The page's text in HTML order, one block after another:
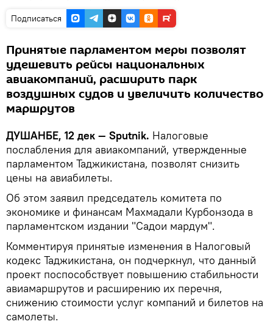
Подписаться
Принятые парламентом меры позволят
удешевить рейсы национальных
авиакомпаний, расширить парк
воздушных судов и увеличить количество
маршрутов
ДУШАНБЕ, 12 дек — Sputnik. Налоговые
послабления для авиакомпаний, утвержденные
парламентом Таджикистана, позволят снизить
цены на авиабилеты.
Об этом заявил председатель комитета по
экономике и финансам Махмадали Курбонзода в
парламентском издании "Садои мардум".
Комментируя принятые изменения в Налоговый
кодекс Таджикистана, он подчеркнул, что данный
проект поспособствует повышению стабильности
авиамаршрутов и расширению их перечня,
снижению стоимости услуг компаний и билетов на
самолеты.